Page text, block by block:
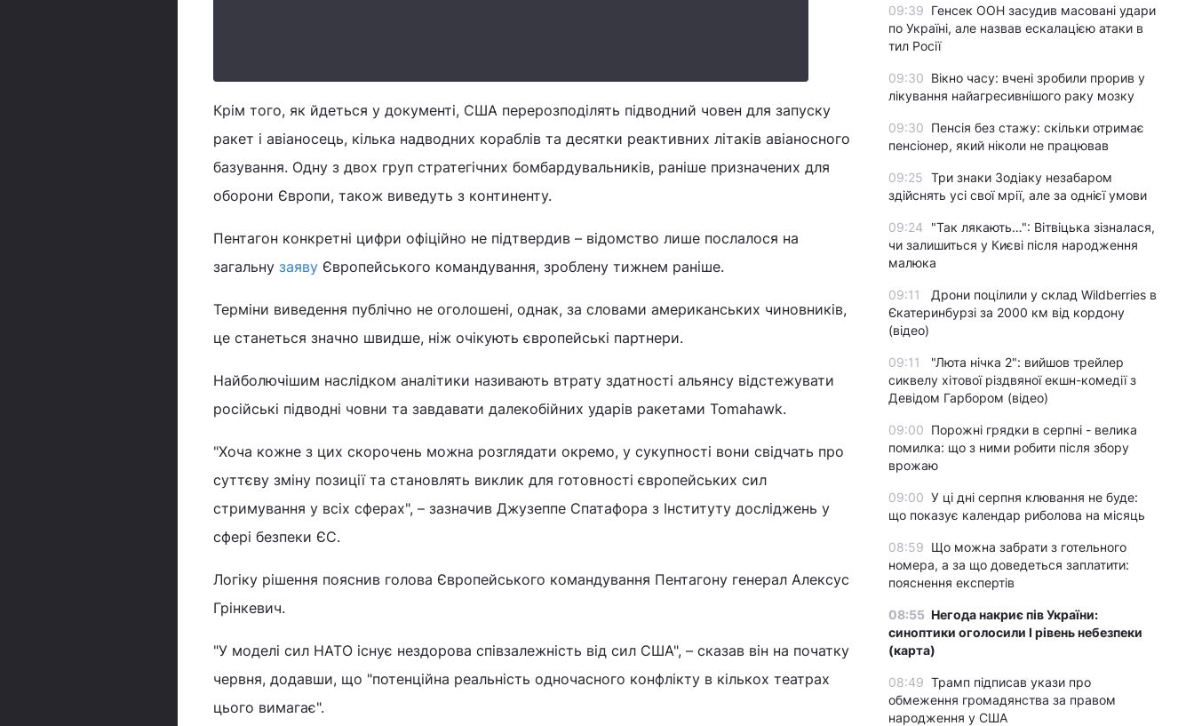
Крім того, як йдеться у документі, США перерозподілять підводний човен для запуску
ракет і авіаносець, кілька надводних кораблів та десятки реактивних літаків авіаносного
базування. Одну з двох груп стратегічних бомбардувальників, раніше призначених для
оборони Європи, також виведуть з континенту.
Пентагон конкретні цифри офіційно не підтвердив – відомство лише послалося на
загальну заяву Європейського командування, зроблену тижнем раніше.
Терміни виведення публічно не оголошені, однак, за словами американських чиновників,
це станеться значно швидше, ніж очікують європейські партнери.
Найболючішим наслідком аналітики називають втрату здатності альянсу відстежувати
російські підводні човни та завдавати далекобійних ударів ракетами Tomahawk.
"Хоча кожне з цих скорочень можна розглядати окремо, у сукупності вони свідчать про
суттєву зміну позиції та становлять виклик для готовності європейських сил
стримування у всіх сферах", – зазначив Джузеппе Спатафора з Інституту досліджень у
сфері безпеки ЄС.
Логіку рішення пояснив голова Європейського командування Пентагону генерал Алексус
Грінкевич.
"У моделі сил НАТО існує нездорова співзалежність від сил США", – сказав він на початку
червня, додавши, що "потенційна реальність одночасного конфлікту в кількох театрах
цього вимагає".
09:39 Генсек ООН засудив масовані удари
по Україні, але назвав ескалацією атаки в
тил Росії
09:30 Вікно часу: вчені зробили прорив у
лікування найагресивнішого раку мозку
09:30 Пенсія без стажу: скільки отримає
пенсіонер, який ніколи не працював
09:25 Три знаки Зодіаку незабаром
здійснять усі свої мрії, але за однієї умови
09:24
"Так лякають…": Вітвіцька зізналася,
чи залишиться у Києві після народження
малюка
09:11
Дрони поцілили у склад Wildberries в
Єкатеринбурзі за 2000 км від кордону
(відео)
09:11
"Люта нічка 2": вийшов трейлер
сиквелу хітової різдвяної екшн-комедії з
Девідом Гарбором (відео)
09:00 Порожні грядки в серпні - велика
помилка: що з ними робити після збору
врожаю
09:00 У ці дні серпня клювання не буде:
що показує календар риболова на місяць
08:59 Що можна забрати з готельного
номера, а за що доведеться заплатити:
пояснення експертів
08:55 Негода накриє пів України:
синоптики оголосили І рівень небезпеки
(карта)
08:49 Трамп підписав укази про
обмеження громадянства за правом
народження у США